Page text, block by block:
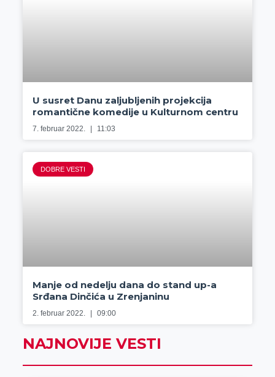
U susret Danu zaljubljenih projekcija
romantične komedije u Kulturnom centru
7. februar 2022. 11:03
DOBRE VESTI
Manje od nedelju dana do stand up-a
Srđana Dinčića u Zrenjaninu
2. februar 2022. 09:00
NAJNOVIJE VESTI